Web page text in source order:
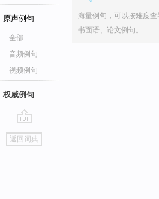
原声例句
全部
音频例句
视频例句
权威例句
go
top
返回词典
海量例句，可以按难度查
书面语、论文例句。